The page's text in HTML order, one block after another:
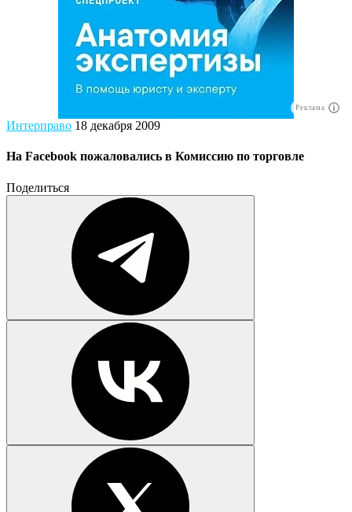
Реклама
Интерправо 18 декабря 2009
На Facebook пожаловались в Комиссию по торговле
Поделиться